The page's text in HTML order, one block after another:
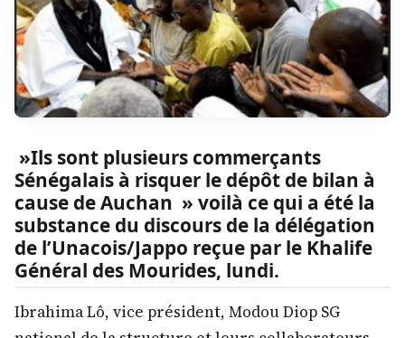
»Ils sont plusieurs commerçants
Sénégalais à risquer le dépôt de bilan à
cause de Auchan » voilà ce qui a été la
substance du discours de la délégation
de l’Unacois/Jappo reçue par le Khalife
Général des Mourides, lundi.
Ibrahima Lô, vice président, Modou Diop SG